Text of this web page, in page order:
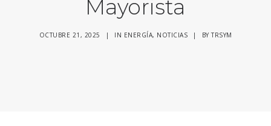
Mayorista
OCTUBRE 21, 2025 | IN ENERGÍA, NOTICIAS | BYTRSYM